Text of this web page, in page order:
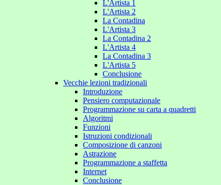
L'Artista 1
L'Artista 2
La Contadina
L'Artista 3
La Contadina 2
L'Artista 4
La Contadina 3
L'Artista 5
Conclusione
Vecchie lezioni tradizionali
Introduzione
Pensiero computazionale
Programmazione su carta a quadretti
Algoritmi
Funzioni
Istruzioni condizionali
Composizione di canzoni
Astrazione
Programmazione a staffetta
Internet
Conclusione